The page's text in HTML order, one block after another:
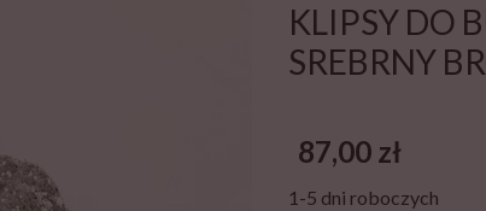
KLIPSY DO
SREBRNY
87,00 zł
1-5 dni roboczych